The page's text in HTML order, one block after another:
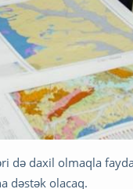
daxil olmaqla
dəstək olacaq.